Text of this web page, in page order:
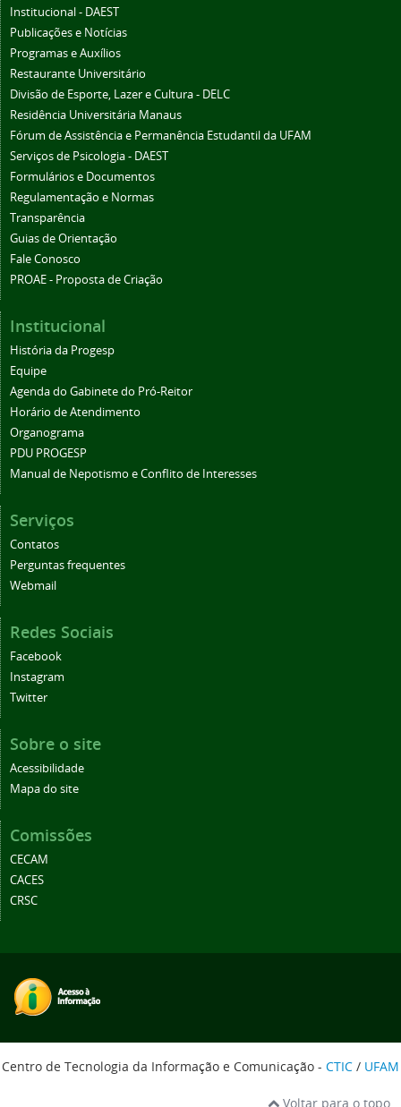
Institucional - DAEST
Publicações e Notícias
Programas e Auxílios
Restaurante Universitário
Divisão de Esporte, Lazer e Cultura - DELC
Residência Universitária Manaus
Fórum de Assistência e Permanência Estudantil da UFAM
Serviços de Psicologia - DAEST
Formulários e Documentos
Regulamentação e Normas
Transparência
Guias de Orientação
Fale Conosco
PROAE - Proposta de Criação
Institucional
História da Progesp
Equipe
Agenda do Gabinete do Pró-Reitor
Horário de Atendimento
Organograma
PDU PROGESP
Manual de Nepotismo e Conflito de Interesses
Serviços
Contatos
Perguntas frequentes
Webmail
Redes Sociais
Facebook
Instagram
Twitter
Sobre o site
Acessibilidade
Mapa do site
Comissões
CECAM
CACES
CRSC
Centro de Tecnologia da Informação e Comunicação - CTIC / UFAM
Voltar para o topo